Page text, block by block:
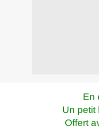
En
Un petit
Offert